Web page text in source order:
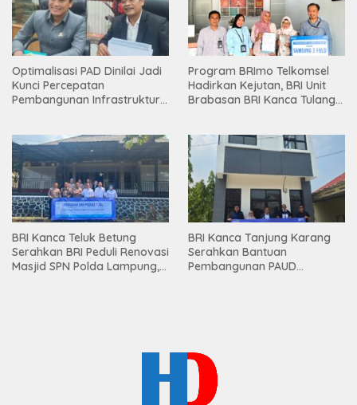
Optimalisasi PAD Dinilai Jadi
Kunci Percepatan
Pembangunan Infrastruktur
Program BRImo Telkomsel
Hadirkan Kejutan, BRI Unit
Brabasan BRI Kanca Tulang
Mesuji
BRI Kanca Teluk Betung
Serahkan BRI Peduli Renovasi
Masjid SPN Polda Lampung,
BRI Kanca Tanjung Karang
Serahkan Bantuan
Pembangunan PAUD